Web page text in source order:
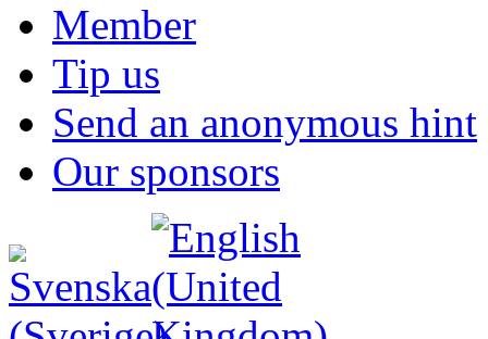
Member
Tip us
Send an anonymous hint
Our sponsors